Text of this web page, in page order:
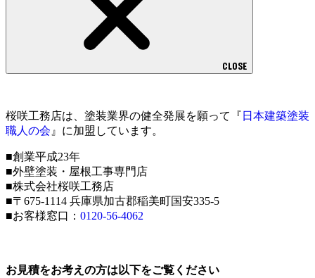
CLOSE
桜咲工務店は、塗装業界の健全発展を願って『 日本建築塗装
職人の会 』に加盟しています。
■創業平成23年
■外壁塗装・屋根工事専門店
■株式会社桜咲工務店
■〒675-1114 兵庫県加古郡稲美町国安335-5
■お客様窓口： 0120-56-4062
お見積をお考えの方は以下をご覧ください